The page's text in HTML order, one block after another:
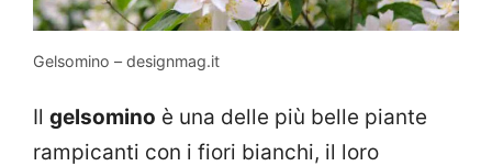
Gelsomino – designmag.it
Il gelsomino è una delle più belle piante
rampicanti con i fiori bianchi, il loro